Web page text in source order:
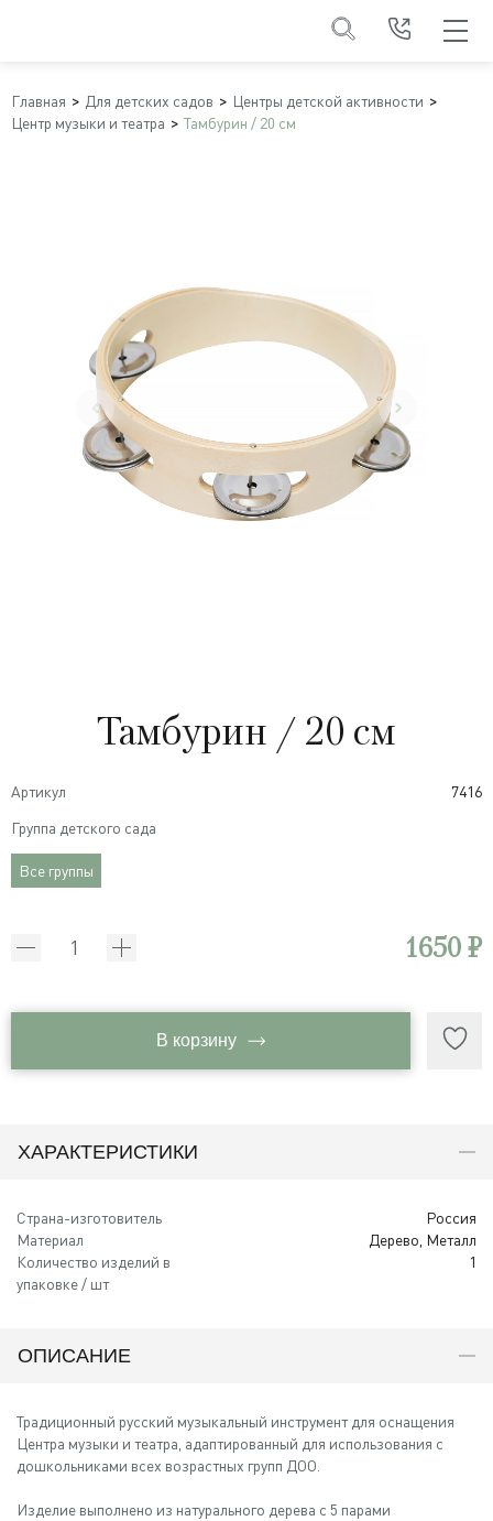
Главная Для детских садов
Центры детской активности
Центр музыки и театра
Тамбурин / 20 см
Тамбурин / 20 см
Артикул
7416
Группа детского сада
Все группы
1650 ₽
В корзину
ХАРАКТЕРИСТИКИ
Страна-изготовитель
Россия
Материал
Дерево, Металл
Количество изделий в
упаковке / шт
1
ОПИСАНИЕ
Традиционный русский музыкальный инструмент для оснащения
Центра музыки и театра, адаптированный для использования с
дошкольниками всех возрастных групп ДОО.
Изделие выполнено из натурального дерева с 5 парами